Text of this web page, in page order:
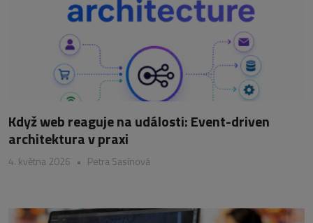
Když web reaguje na události: Event-driven
architektura v praxi
4. května 2026 • Petra Sasínová